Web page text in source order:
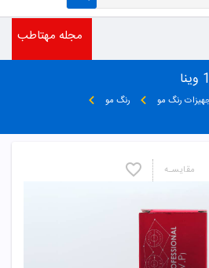
مجله مهتاطب
رنگ مو
رنگ مو
مقایسـه